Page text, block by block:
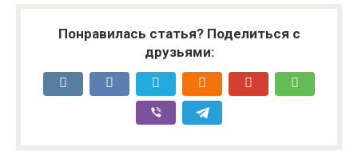
Понравилась статья? Поделиться с
друзьями: